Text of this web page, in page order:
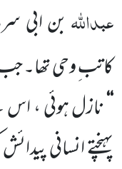
عبداللہ بن ابی
کاتب ِ وحی تھا۔
‘‘نازل ہوئی ، اس
پہنچتے انسانی